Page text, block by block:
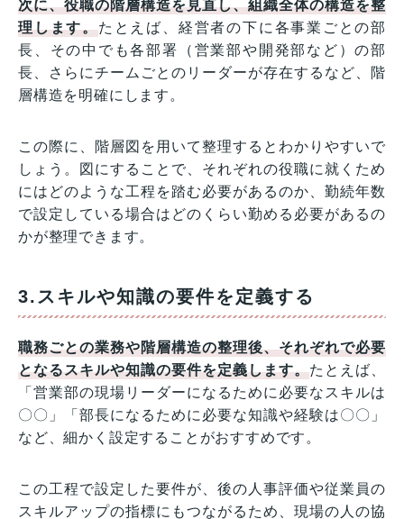
次に、役職の階層構造を見直し、組織全体の構造を整
理します。たとえば、経営者の下に各事業ごとの部
長、その中でも各部署（営業部や開発部など）の部
長、さらにチームごとのリーダーが存在するなど、階
層構造を明確にします。
この際に、階層図を用いて整理するとわかりやすいで
しょう。図にすることで、それぞれの役職に就くため
にはどのような工程を踏む必要があるのか、勤続年数
で設定している場合はどのくらい勤める必要があるの
かが整理できます。
3.スキルや知識の要件を定義する
職務ごとの業務や階層構造の整理後、それぞれで必要
となるスキルや知識の要件を定義します。たとえば、
「営業部の現場リーダーになるために必要なスキルは
〇〇」「部長になるために必要な知識や経験は〇〇」
など、細かく設定することがおすすめです。
この工程で設定した要件が、後の人事評価や従業員の
スキルアップの指標にもつながるため、現場の人の協